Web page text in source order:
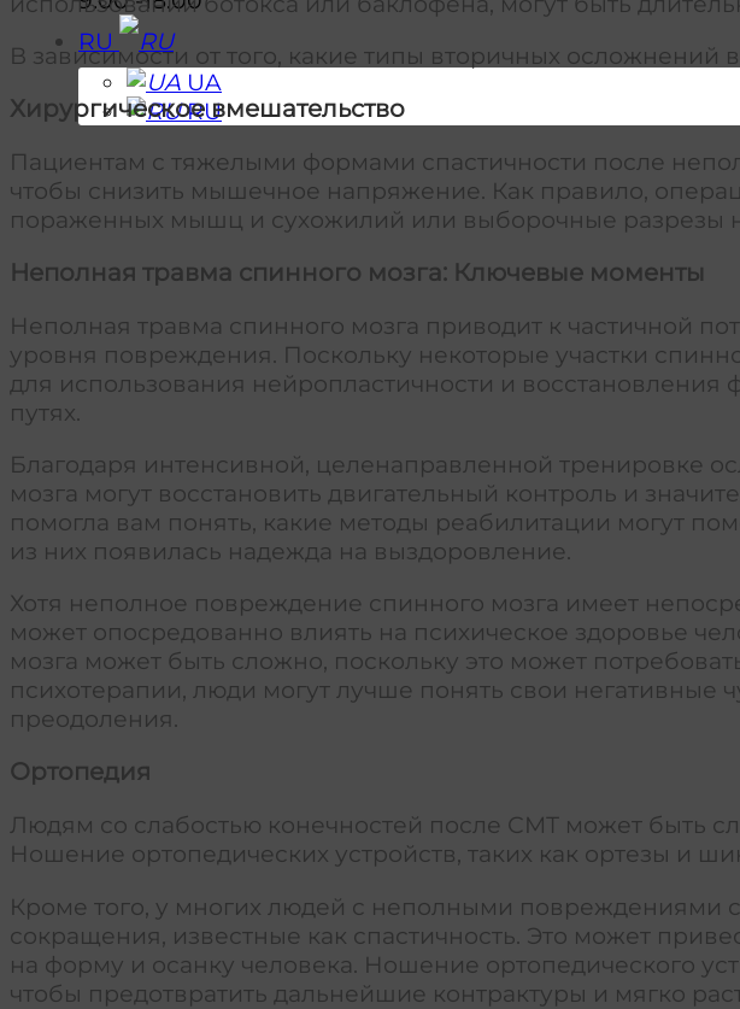
RU
UA
RU
В зависимости от того, какие типы вторичных
Хирургическое вмешательство
Пациентам с тяжелыми формами спастичности после
чтобы снизить мышечное напряжение. Как правило,
пораженных мышц и сухожилий или выборочные разрезы
Неполная травма спинного мозга: Ключевые моменты
Неполная травма спинного мозга приводит к частичной
уровня повреждения. Поскольку некоторые участки
для использования нейропластичности и
путях.
Благодаря интенсивной, целенаправленной
мозга могут восстановить двигательный контроль и
помогла вам понять, какие методы реабилитации могут
из них появилась надежда на выздоровление.
Хотя неполное повреждение спинного мозга имеет
может опосредованно влиять на психическое здоровье
мозга может быть сложно, поскольку это может
психотерапии, люди могут лучше понять свои
преодоления.
Ортопедия
Людям со слабостью конечностей после СМТ может быть
Ношение ортопедических устройств, таких как ортезы и
Кроме того, у многих людей с неполными
сокращения, известные как спастичность. Это может
на форму и осанку человека. Ношение ортопедического
чтобы предотвратить дальнейшие контрактуры и мягко